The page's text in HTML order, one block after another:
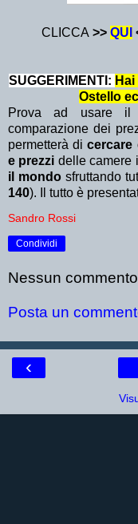
CLICCA >> QUI
SUGGERIMENTI:
Ostello
Prova ad usare il
comparazione dei
permetterà dicercare
e prezzi delle camere
il mondo sfruttando
140). Il tutto è
Sandro Rossi
Condividi
Nessun
Posta un
‹